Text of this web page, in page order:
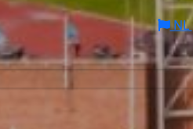
NL